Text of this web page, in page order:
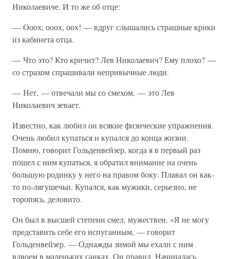
Николаевиче. И то же об отце:
— Ооох, ооох, оох! — вдруг слышались страшные крики
из кабинета отца.
— Что это? Кто кричит? Лев Николаевич? Ему плохо? —
со страхом спрашивали непривычные люди.
— Нет, — отвечали мы со смехом, — это Лев
Николаевич зевает.
Известно, как любил он всякие физические упражнения.
Очень любил купаться и купался до конца жизни.
Помню, говорит Гольденвейзер, когда я в первый раз
пошел с ним купаться, я обратил внимание на очень
большую родинку у него на правом боку. Плавал он как-
то по-лягушечьи. Купался, как мужики, серьезно, не
торопясь, деловито.
Он был в высшей степени смел, мужествен. «Я не могу
представить себе его испуганным, — говорит
Гольденвейзер. — Однажды зимой мы ехали с ним
вдвоем в маленьких санках. Он правил. Начиналась